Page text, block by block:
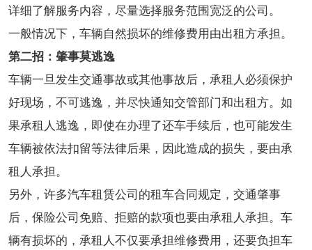
详细了解服务内容，尽量选择服务范围宽泛的公司。
一般情况下，车辆自然损坏的维修费用由出租方承担。
第二招：肇事莫逃逸
车辆一旦发生交通事故或其他事故后，承租人必须保护
好现场，不可逃逸，并尽快通知交管部门和出租方。如
果承租人逃逸，即使在办理了还车手续后，也可能发生
车辆被依法扣留等法律后果，因此造成的损失，要由承
租人承担。
另外，许多汽车租赁公司的租车合同规定，交通肇事
后，保险公司免赔、拒赔的款项也要由承租人承担。车
辆有损坏的，承租人不仅要承担维修费用，还要负担车